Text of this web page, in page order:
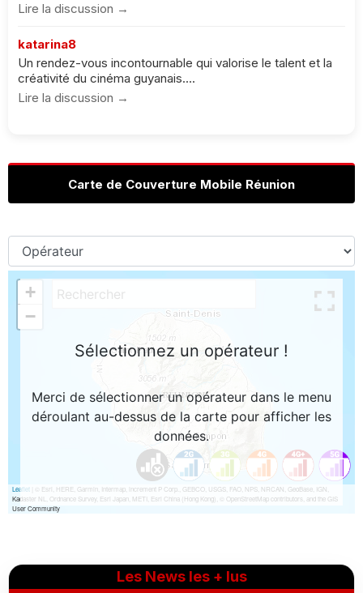
Lire la discussion →
katarina8
Un rendez-vous incontournable qui valorise le talent et la
créativité du cinéma guyanais....
Lire la discussion →
Carte de Couverture Mobile Réunion
Les News les + lus